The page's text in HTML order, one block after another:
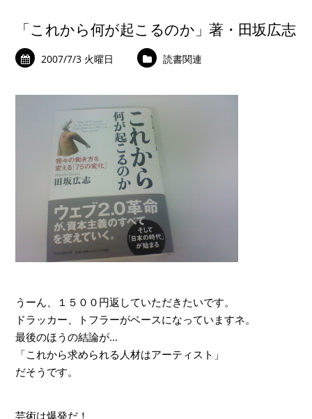
「これから何が起こるのか」著・田坂広志
2007/7/3 火曜日 読書関連
うーん、１５００円返していただきたいです。
ドラッカー、トフラーがベースになっていますネ。
最後のほうの結論が…
「これから求められる人材はアーティスト」
だそうです。
芸術は爆発だ！